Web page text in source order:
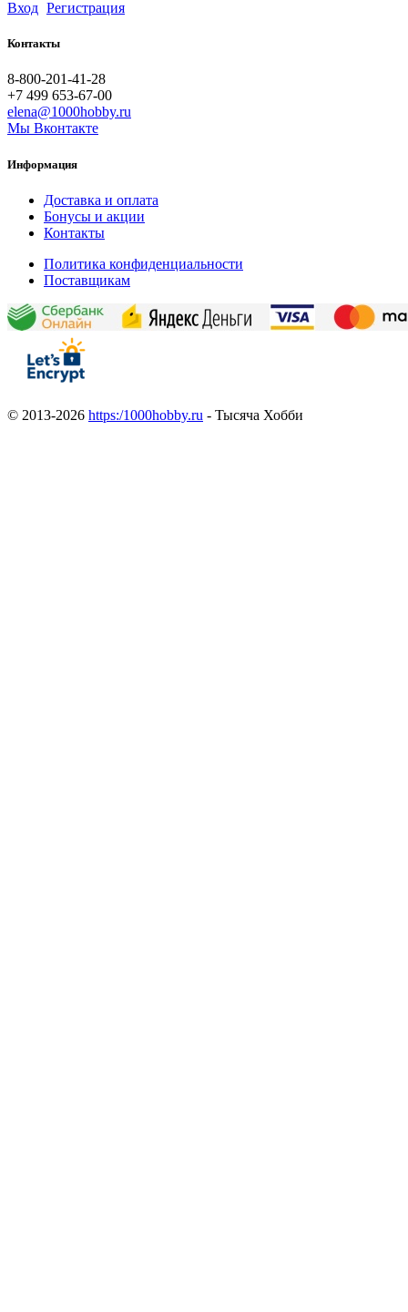
Вход Регистрация
Контакты
8-800-201-41-28
+7 499 653-67-00
elena@1000hobby.ru
Мы Вконтакте
Информация
Доставка и оплата
Бонусы и акции
Контакты
Политика конфиденциальности
Поставщикам
© 2013-2026 https:/1000hobby.ru - Тысяча Хобби